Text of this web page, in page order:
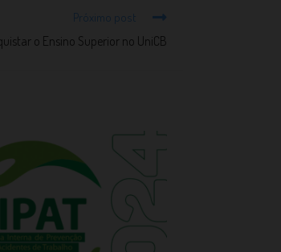
Próximo post
o Ensino Superior no UniCB